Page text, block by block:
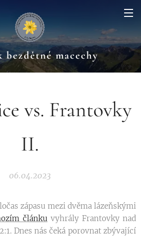
bezdětné macechy
vs. Frantovky
II.
06.04.2023
zápasu mezi dvěma lázeňskými
článku vyhrály Frantovky nad
Dnes nás čeká porovnat zbývající